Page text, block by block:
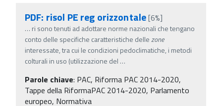
PDF: risol PE reg orizzontale[6%]
… ri sono tenuti ad adottare norme nazionali che tengano
conto delle specifiche caratteristiche dellezone
interessate, tra cui le condizioni pedoclimatiche, i metodi
colturali in uso (utilizzazione del …
Parole chiave: PAC, Riforma PAC 2014-2020,
Tappe della RiformaPAC 2014-2020, Parlamento
europeo, Normativa